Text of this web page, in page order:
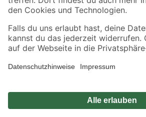
Alle Preisangaben in EUR inkl. gesetzl. MwSt.. Die
Umständen nicht in allen Märkten verfügbar. Die
Produkte nur solange der Vorrat reicht.
*Paketversand ab 59 € versandkostenfrei, gilt nicht für Artikel
Privatsphäre Impressum
Nutzungsbedingungen
Widerrufsrecht